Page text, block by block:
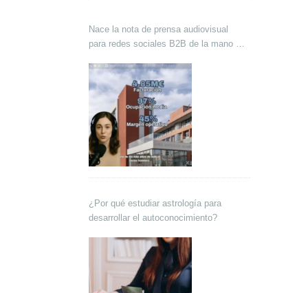
Nace la nota de prensa audiovisual
para redes sociales B2B de la mano de
¿Por qué estudiar astrología para
desarrollar el autoconocimiento?